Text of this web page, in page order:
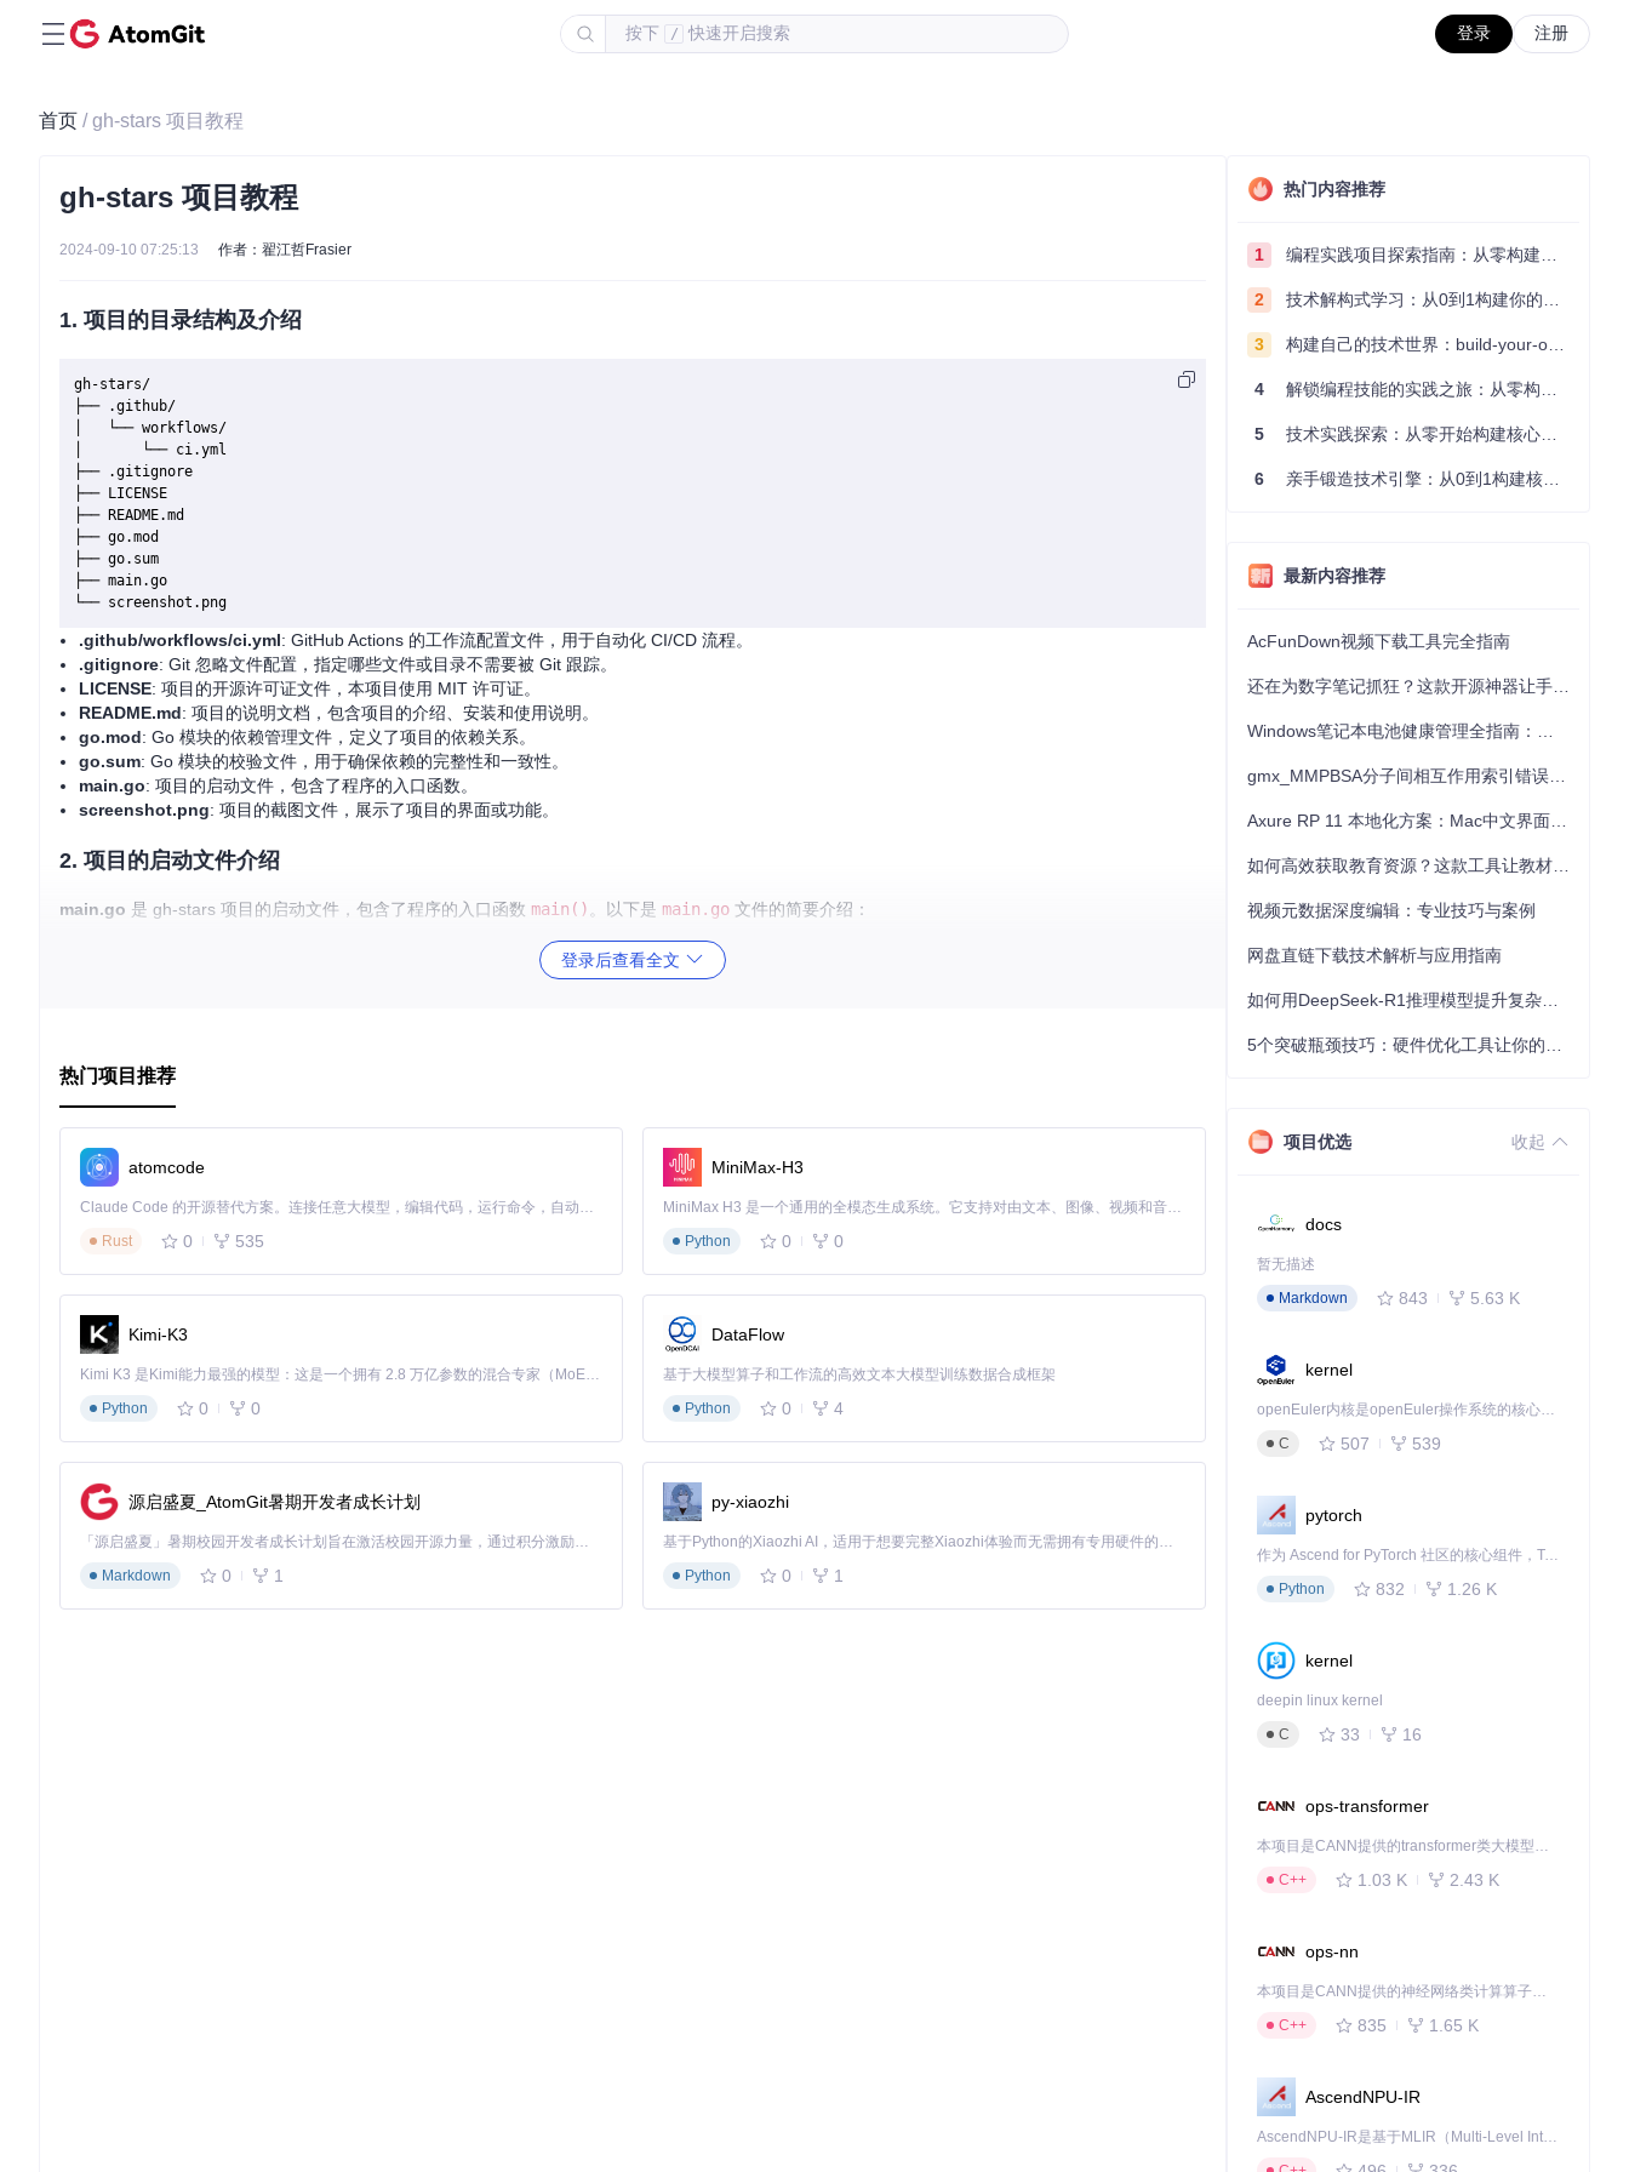
按下 / 快速开启搜索 登录 注册
首页 / gh-stars 项目教程
gh-stars 项目教程
2024-09-10 07:25:13 作者：翟江哲Frasier
1. 项目的目录结构及介绍
gh-stars/
├── .github/
│   └── workflows/
│       └── ci.yml
├── .gitignore
├── LICENSE
├── README.md
├── go.mod
├── go.sum
├── main.go
.github/workflows/ci.yml: GitHub Actions 的工作流配置文件，用于自动化 CI/CD 流程。
.gitignore: Git 忽略文件配置，指定哪些文件或目录不需要被 Git 跟踪。
LICENSE: 项目的开源许可证文件，本项目使用 MIT 许可证。
README.md: 项目的说明文档，包含项目的介绍、安装和使用说明。
go.mod: Go 模块的依赖管理文件，定义了项目的依赖关系。
go.sum: Go 模块的校验文件，用于确保依赖的完整性和一致性。
main.go: 项目的启动文件，包含了程序的入口函数。
screenshot.png: 项目的截图文件，展示了项目的界面或功能。
2. 项目的启动文件介绍
main.go 是 gh-stars 项目的启动文件，包含了程序的入口函数 main() 。以下是 main.go 文件的简要介绍：
"github.com/gkze/gh-stars/cmd"
if
err := cmd.Execute(); err !=
        fmt.Fprintln(os.Stderr, err)
        os.Exit(
1)
import
main() : 程序的入口函数，调用了
3. 项目的配置文件介绍
gh stars
gh stars [GitHub repository]: 显示指定仓库的星标用户。
例如：
登录后查看全文
热门项目推荐
atomcode
Claude Code 的开源替代方案。连接任意大模型，编辑代码，运行命令，自动验证 — 全自动执行。用 Rust 构建，极致性能。 ｜ An open-source alternative to Claude Code. Connect any LLM, edit code, run commands, and verify changes — autonomously. Built in Rust for speed. Get Started
Rust
0 535
MiniMax-H3
MiniMax H3 是一个通用的全模态生成系统。它支持对由文本、图像、视频和音频组成的多模态上下文进行统一理解，并能生成分辨率高达 2K、时长可达 15 秒的带原生立体声音频的视频。得益于面向任务泛化的系统设计，H3 在预训练阶段就已具备广泛的多模态上下文理解与生成能力，能够出色地执行复杂的多模态指令。
Python
0 0
Kimi-K3
Kimi K3 是Kimi能力最强的模型：这是一个拥有 2.8 万亿参数的混合专家（MoE）模型，具备原生视觉理解能力，并支持 100 万 token 的上下文窗口。
Python
0 0
DataFlow
基于大模型算子和工作流的高效文本大模型训练数据合成框架
Python
0 4
源启盛夏_AtomGit暑期开发者成长计划
「源启盛夏」暑期校园开发者成长计划旨在激活校园开源力量，通过积分激励、认证扶持、资源倾斜等形式，引导高校组织和开发者完成「入驻 — 建项目 — 做贡献 — 获认证 — 得资源」的完整闭环。无论你是想带领社团入驻平台的组织者，还是希望用代码贡献证明自己的开发者，都能在这里找到属于你的成长路径。
Markdown
0 1
py-xiaozhi
基于Python的Xiaozhi AI，适用于想要完整Xiaozhi体验而无需拥有专用硬件的用户。
Python
0 1
热门内容推荐
1 编程实践项目探索指南：从零构建技术能力体系
2 技术解构式学习：从0到1构建你的编程知识体系
3 构建自己的技术世界：build-your-own-x项目的实践探索指南
4 解锁编程技能的实践之旅：从零构建你的技术世界
5 技术实践探索：从零开始构建核心系统的实践指南
6 亲手锻造技术引擎：从0到1构建核心系统的实践指南
最新内容推荐
AcFunDown视频下载工具完全指南
视频元数据深度编辑：专业技巧与案例
网盘直链下载技术解析与应用指南
项目优选 收起
docs
暂无描述
Markdown
843 5.63 K
kernel
openEuler内核是openEuler操作系统的核心，既是系统性能与稳定性的基石，也是连接处理器、设备与服务的桥梁。
C
507 539
pytorch
作为 Ascend for PyTorch 社区的核心组件，TorchNPU 是昇腾专为 PyTorch 打造的深度学习适配插件，使 PyTorch 框架能够直接调用昇腾 NPU，为开发者提供昇腾 AI 处理器的超强算力。
Python
832 1.26 K
kernel
deepin linux kernel
C
33 16
ops-transformer
本项目是CANN提供的transformer类大模型算子库，实现网络在NPU上加速计算。
C++
1.03 K 2.43 K
ops-nn
本项目是CANN提供的神经网络类计算算子库，实现网络在NPU上加速计算。
C++
835 1.65 K
AscendNPU-IR
AscendNPU-IR是基于MLIR（Multi-Level Intermediate Representation）构建的，面向昇腾亲和算子编译时使用的中间表示，提供昇腾完备表达能力，通过编译优化提升昇腾AI处理器计算效率，支持通过生态框架使能昇腾AI处理器与深度调优